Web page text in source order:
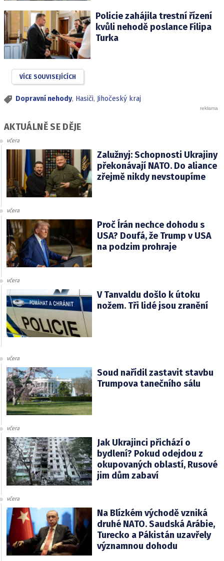
Policie zahájila trestní řízení
kvůli nehodě poslance Filipa
Turka
VÍCE SOUVISEJÍCÍCH
Dopravní nehody, Hasiči, Jihočeský kraj
AKTUÁLNĚ SE DĚJE
včera
Zalužnyj: Schopnosti Ukrajiny
překonávají NATO. Do aliance
zřejmě nikdy nevstoupíme
včera
Proč Írán nechce dohodu s
USA? Doufá, že Trump v USA
na podzim prohraje
včera
V Tanvaldu došlo k útoku
nožem. Tři lidé jsou zranění
včera
Soud nařídil zastavit stavbu
Trumpova tanečního sálu
včera
Jak Ukrajinci přichází o
bydlení? Pokud odejdou z
okupovaných oblastí, Rusové
jim dům zabaví
včera
Na Blízkém východě vzniká
druhé NATO. Saudská Arábie,
Turecko a Pákistán uzavřely
významnou dohodu